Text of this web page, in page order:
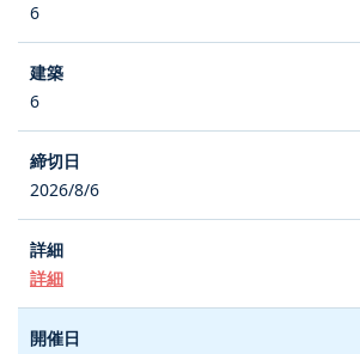
6
6
2026/8/6
詳細